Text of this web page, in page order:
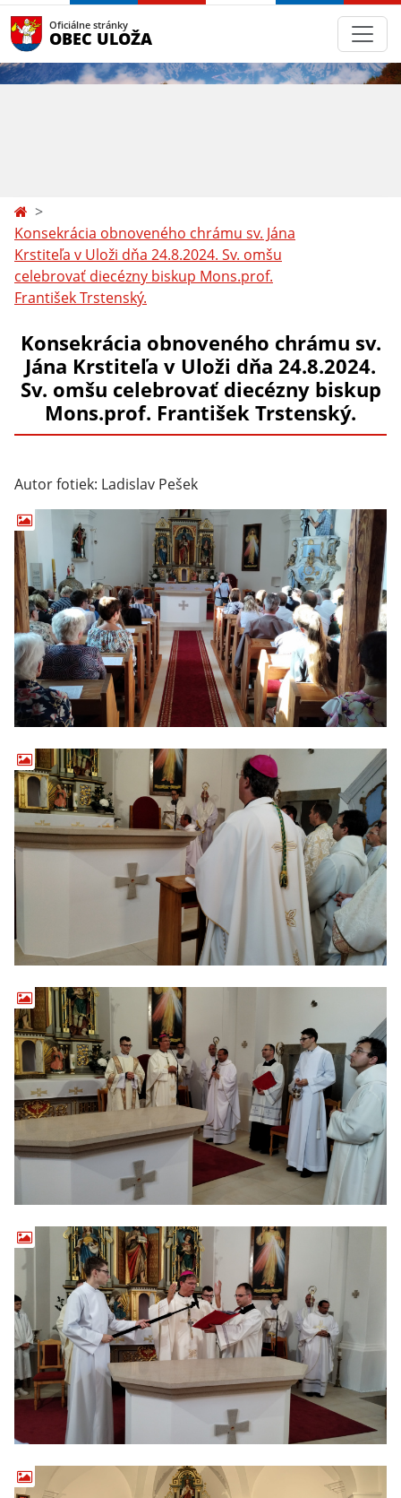
Oficiálne stránky
OBEC ULOŽA
Konsekrácia obnoveného chrámu sv. Jána
Krstiteľa v Uloži dňa 24.8.2024. Sv. omšu
celebrovať diecézny biskup Mons.prof.
František Trstenský.
Konsekrácia obnoveného chrámu sv.
Jána Krstiteľa v Uloži dňa 24.8.2024.
Sv. omšu celebrovať diecézny biskup
Mons.prof. František Trstenský.
Autor fotiek: Ladislav Pešek